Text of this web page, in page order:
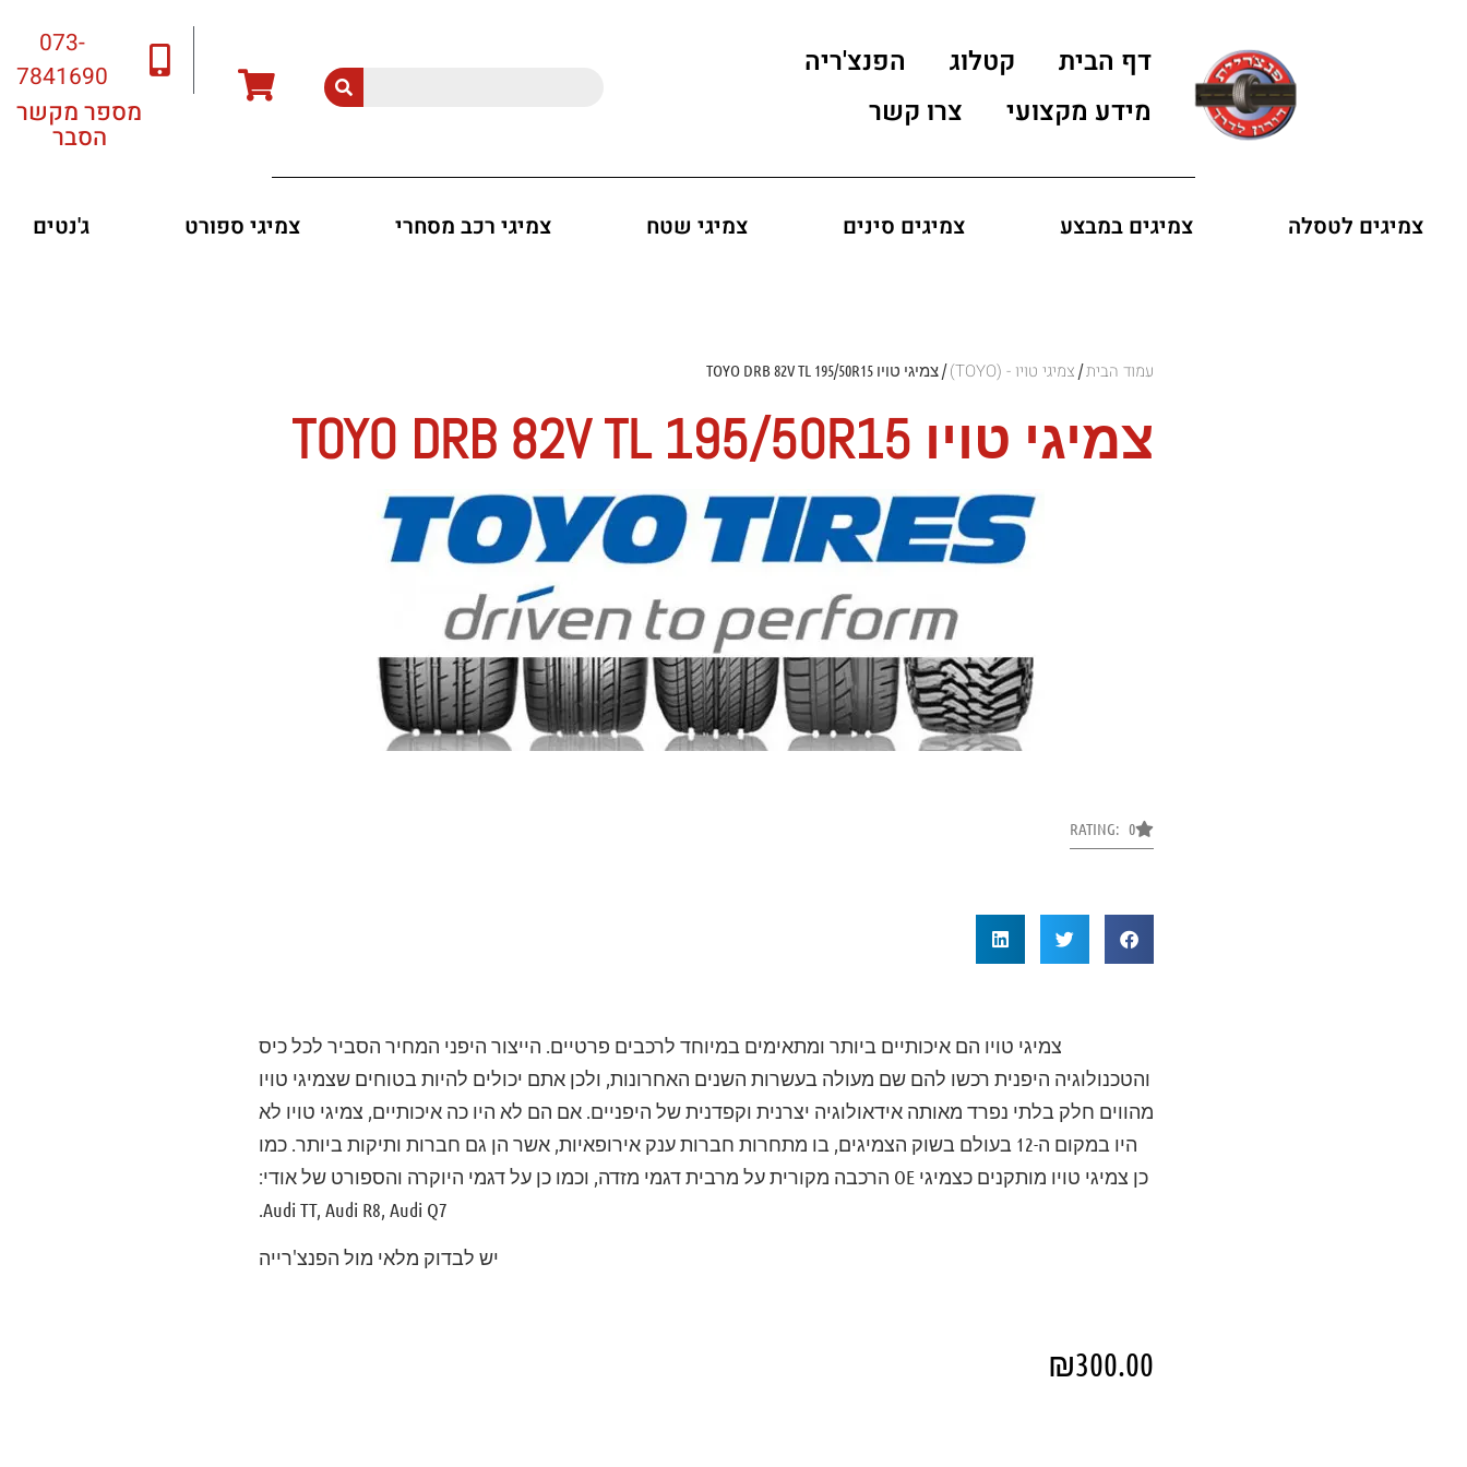
דף הבית קטלוג
הפנצ'ריה
מידע מקצועי
צרו קשר
073-
7841690
מספר מקשר
הסבר
צמיגים לטסלה צמיגים במבצע צמיגים סינים צמיגי שטח צמיגי רכב מסחרי צמיגי ספורט ג'נטים
עמוד הבית/ צמיגי טויו - (TOYO) / צמיגי טויו TOYO DRB 82V TL 195/50R15
צמיגי טויו TOYO DRB 82V TL 195/50R15
RATING: 0
צמיגי טויו הם איכותיים ביותר ומתאימים במיוחד לרכבים פרטיים. הייצור היפני המחיר הסביר לכל כיס
והטכנולוגיה היפנית רכשו להם שם מעולה בעשרות השנים האחרונות, ולכן אתם יכולים להיות בטוחים שצמיגי טויו
מהווים חלק בלתי נפרד מאותה אידאולוגיה יצרנית וקפדנית של היפניים. אם הם לא היו כה איכותיים, צמיגי טויו לא
היו במקום ה-12 בעולם בשוק הצמיגים, בו מתחרות חברות ענק אירופאיות, אשר הן גם חברות ותיקות ביותר. כמו
כן צמיגי טויו מותקנים כצמיגי OE הרכבה מקורית על מרבית דגמי מזדה, וכמו כן על דגמי היוקרה והספורט של אודי:
Audi TT, Audi R8, Audi Q7.
יש לבדוק מלאי מול הפנצ'רייה
₪300.00